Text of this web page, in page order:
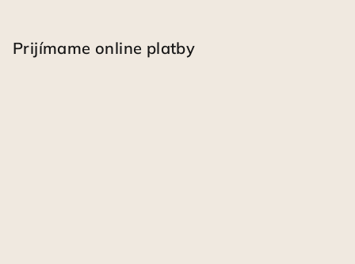
Prijímame online platby